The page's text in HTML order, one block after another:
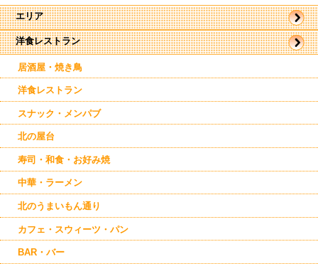
洋食レストラン
居酒屋・焼き鳥
洋食レストラン
スナック・メンパブ
北の屋台
寿司・和食・お好み焼
中華・ラーメン
北のうまいもん通り
カフェ・スウィーツ・パン
BAR・バー
エリア
帯広市
駅近郊
駅周辺
東帯広
西帯広
南帯広
幕別
芽室
池田
鹿追
新得
本別
中札内